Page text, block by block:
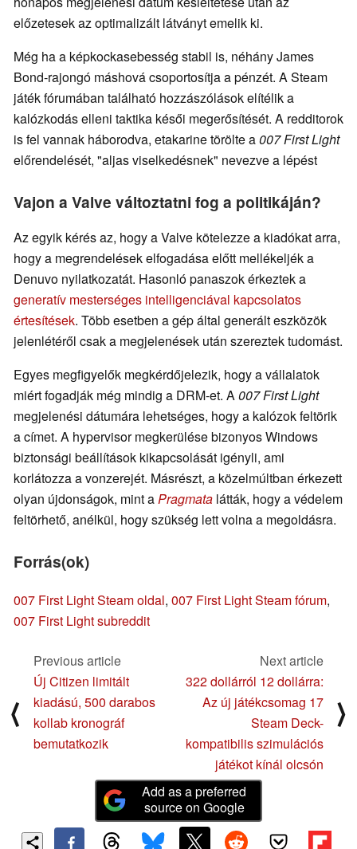
előzetesek az optimalizált látványt emelik ki.
Még ha a képkockasebesség stabil is, néhány James
Bond-rajongó máshová csoportosítja a pénzét. A Steam
játék fórumában található hozzászólások elítélik a
kalózkodás elleni taktika késői megerősítését. A redditorok
is fel vannak háborodva, etakarine törölte a007 First Light
előrendelését, "aljas viselkedésnek" nevezve a lépést
Vajon a Valve változtatni fog a politikáján?
Az egyik kérés az, hogy a Valve kötelezze a kiadókat arra,
hogy a megrendelések elfogadása előtt mellékeljék a
Denuvo nyilatkozatát. Hasonló panaszok érkeztek a
generatív mesterséges intelligenciával kapcsolatos
értesítések. Több esetben a gép által generált eszközök
jelenlétéről csak a megjelenések után szereztek tudomást.
Egyes megfigyelők megkérdőjelezik, hogy a vállalatok
miért fogadják még mindig a DRM-et. A007 First Light
megjelenési dátumára lehetséges, hogy a kalózok feltörik
a címet. A hypervisor megkerülése bizonyos Windows
biztonsági beállítások kikapcsolását igényli, ami
korlátozza a vonzerejét. Másrészt, a közelmúltban érkezett
olyan újdonságok, mint aPragmata látták, hogy a védelem
feltörhető, anélkül, hogy szükség lett volna a megoldásra.
Forrás(ok)
007 First Light Steam oldal, 007 First Light Steam fórum,
007 First Light subreddit
⟨
Previous article
Új Citizen limitált
kiadású, 500 darabos
kollab kronográf
bemutatkozik
Next article
322 dollárról 12 dollárra:
Az új játékcsomag 17
Steam Deck-
kompatibilis szimulációs
játékot kínál olcsón
⟩
Add as a preferred
source on Google